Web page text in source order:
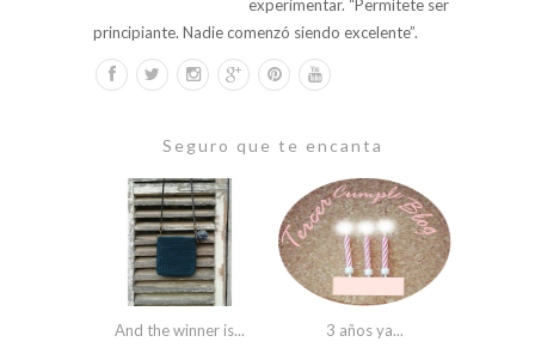
experimentar. “Permítete ser
principiante. Nadie comenzó siendo excelente”.
Seguro que te encanta
And the winner is... 3 años ya...